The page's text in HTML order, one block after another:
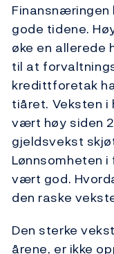
gode tidene.
øke en allerede
til at
kredittforetak
tiåret. Veksten i
vært høy siden
gjeldsvekst
Lønnsomheten
vært god.
den raske
Den sterke
årene, er ikke